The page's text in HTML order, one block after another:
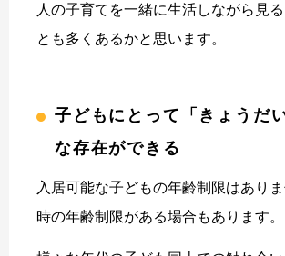
人の子育てを一緒に生活しながら見
とも多くあるかと思います。
子どもにとって「きょうだ
な存在ができる
入居可能な子どもの年齢制限はあり
時の年齢制限がある場合もあります。